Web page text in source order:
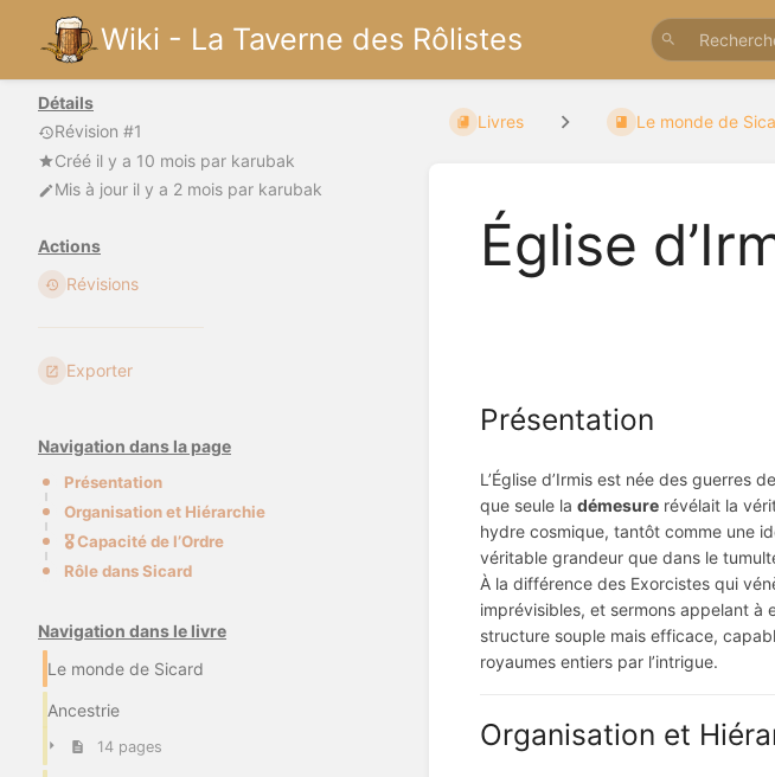
Wiki - La Taverne des Rôlistes
Détails
Révision #1
Créé il y a 10 mois par karubak
Mis à jour il y a 2 mois par karubak
Actions
Révisions
Exporter
Navigation dans la page
Présentation
Organisation et Hiérarchie
🎖️ Capacité de l’Ordre
Rôle dans Sicard
Navigation dans le livre
Le monde de Sicard
Ancestrie
14 pages
Livres Le monde de
Église
Présentation
L’Église d’Irmis est née des guerres
que seule la démesure révélait la
hydre cosmique, tantôt comme une
véritable grandeur que dans le
À la différence des Exorcistes qui
imprévisibles, et sermons appelant à
structure souple mais efficace,
royaumes entiers par l’intrigue.
Organisation et